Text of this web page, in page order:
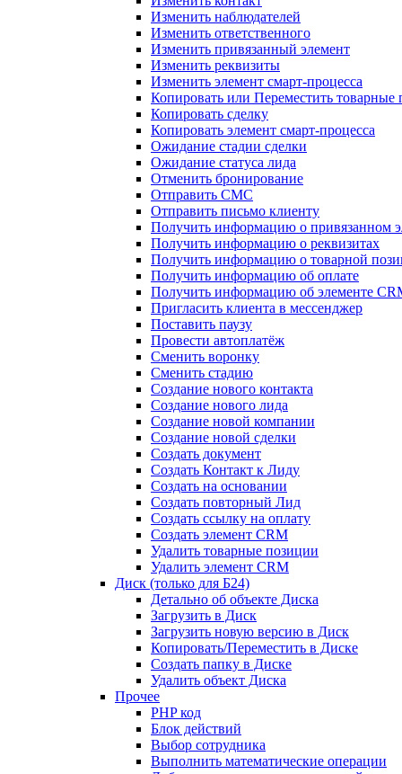
Изменить наблюдателей
Изменить ответственного
Изменить привязанный элемент
Изменить реквизиты
Изменить элемент смарт-процесса
Копировать или Переместить товарные
Копировать сделку
Копировать элемент смарт-процесса
Ожидание стадии сделки
Ожидание статуса лида
Отменить бронирование
Отправить СМС
Отправить письмо клиенту
Получить информацию о привязанном
Получить информацию о реквизитах
Получить информацию о товарной
Получить информацию об оплате
Получить информацию об элементе
Пригласить клиента в мессенджер
Поставить паузу
Провести автоплатёж
Сменить воронку
Сменить стадию
Создание нового контакта
Создание нового лида
Создание новой компании
Создание новой сделки
Создать документ
Создать Контакт к Лиду
Создать на основании
Создать повторный Лид
Создать ссылку на оплату
Создать элемент CRM
Удалить товарные позиции
Удалить элемент CRM
Диск (только для Б24)
Детально об объекте Диска
Загрузить в Диск
Загрузить новую версию в Диск
Копировать/Переместить в Диске
Создать папку в Диске
Удалить объект Диска
Прочее
PHP код
Блок действий
Выбор сотрудника
Выполнить математические операции